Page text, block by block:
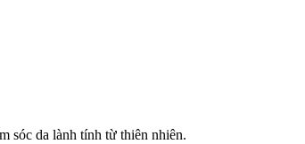
sóc da lành tính từ thiên nhiên.